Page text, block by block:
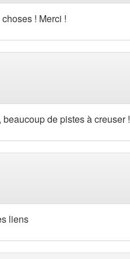
! Merci !
de pistes à creuser !
liens